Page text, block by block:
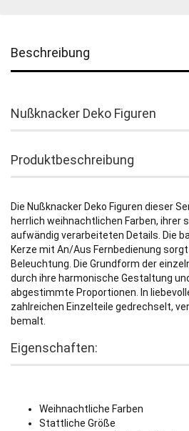
Beschreibung
Nußknacker Deko Figuren
Produktbeschreibung
Die Nußknacker Deko Figuren dieser
herrlich weihnachtlichen Farben, ihrer
aufwändig verarbeiteten Details. Die
Kerze mit An/Aus Fernbedienung
Beleuchtung. Die Grundform der
durch ihre harmonische Gestaltung
abgestimmte Proportionen. In
zahlreichen Einzelteile gedrechselt,
bemalt.
Eigenschaften:
Weihnachtliche Farben
Stattliche Größe